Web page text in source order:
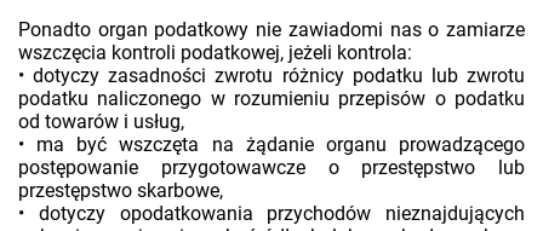
Ponadto organ podatkowy nie zawiadomi nas o zamiarze
wszczęcia kontroli podatkowej, jeżeli kontrola:
• dotyczy zasadności zwrotu różnicy podatku lub zwrotu
podatku naliczonego w rozumieniu przepisów o podatku
od towarów i usług,
• ma być wszczęta na żądanie organu prowadzącego
postępowanie przygotowawcze o przestępstwo lub
przestępstwo skarbowe,
• dotyczy opodatkowania przychodów nieznajdujących